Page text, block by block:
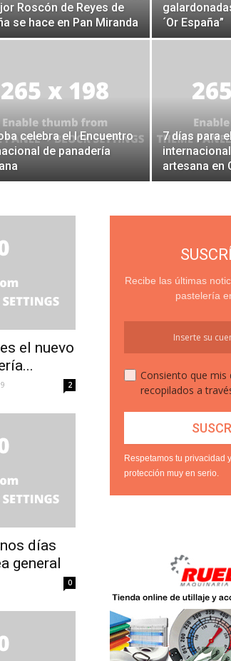
Roscón de Reyes de
se hace en Pan Miranda
´Or España”
celebra el I Encuentro
de panadería
7 días para
artesana en
el nuevo
2
días
general
0
Recibe las últimas
pastelería
Consiento que mis
recopilados a
Respetamos tu privacidad
protección muy en serio.